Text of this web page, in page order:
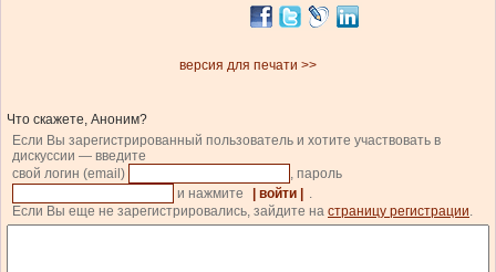
версия для печати >>
Что скажете, Аноним?
Если Вы зарегистрированный пользователь и хотите участвовать в
дискуссии — введите
свой логин (email)
, пароль
и нажмите
| войти |
.
Если Вы еще не зарегистрировались, зайдите на страницу регистрации.